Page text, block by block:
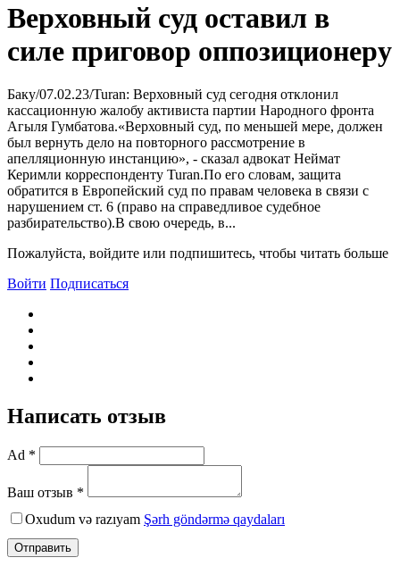
Верховный суд оставил в
силе приговор оппозиционеру
Баку/07.02.23/Turan: Верховный суд сегодня отклонил
кассационную жалобу активиста партии Народного фронта
Агыля Гумбатова.«Верховный суд, по меньшей мере, должен
был вернуть дело на повторного рассмотрение в
апелляционную инстанцию», - сказал адвокат Неймат
Керимли корреспонденту Turan.По его словам, защита
обратится в Европейский суд по правам человека в связи с
нарушением ст. 6 (право на справедливое судебное
разбирательство).В свою очередь, в...
Пожалуйста, войдите или подпишитесь, чтобы читать больше
Войти Подписаться
Написать отзыв
Ad *
Ваш отзыв *
Oxudum və razıyam Şərh göndərmə qaydaları
Отправить